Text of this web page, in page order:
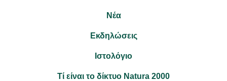
Νέα
Εκδηλώσεις
Ιστολόγιο
Τί είναι το δίκτυο Natura 2000